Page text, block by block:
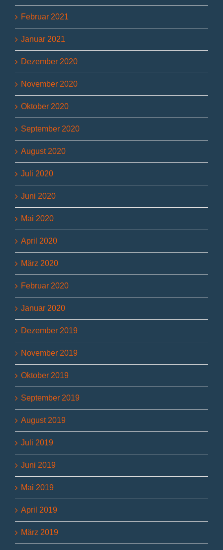
Februar 2021
Januar 2021
Dezember 2020
November 2020
Oktober 2020
September 2020
August 2020
Juli 2020
Juni 2020
Mai 2020
April 2020
März 2020
Februar 2020
Januar 2020
Dezember 2019
November 2019
Oktober 2019
September 2019
August 2019
Juli 2019
Juni 2019
Mai 2019
April 2019
März 2019